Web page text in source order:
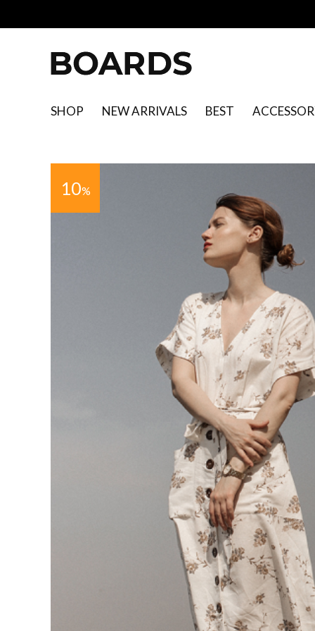
SHOP NEW ARRIVALS BEST
10%